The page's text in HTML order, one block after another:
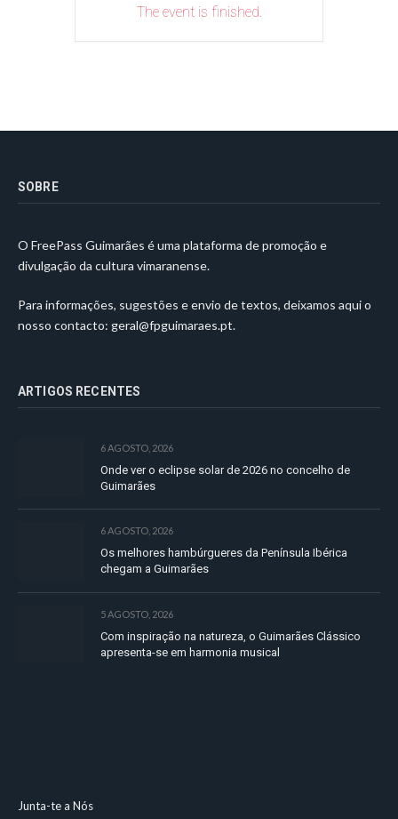
The event is finished.
SOBRE
O FreePass Guimarães é uma plataforma de promoção e
divulgação da cultura vimaranense.
Para informações, sugestões e envio de textos, deixamos aqui o
nosso contacto: geral@fpguimaraes.pt.
ARTIGOS RECENTES
6 AGOSTO, 2026
Onde ver o eclipse solar de 2026 no concelho de
Guimarães
6 AGOSTO, 2026
Os melhores hambúrgueres da Península Ibérica
chegam a Guimarães
5 AGOSTO, 2026
Com inspiração na natureza, o Guimarães Clássico
apresenta-se em harmonia musical
Junta-te a Nós